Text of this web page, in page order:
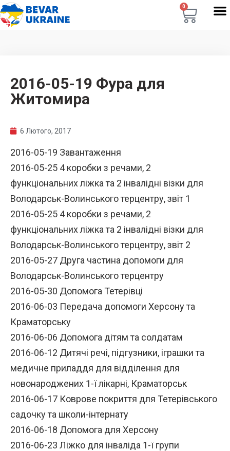
0
2016-05-19 Фура для
Житомира
6 Лютого, 2017
2016-05-19 Завантаження
2016-05-25 4 коробки з речами, 2
функціональних ліжка та 2 інвалідні візки для
Володарськ-Волинського терцентру, звіт 1
2016-05-25 4 коробки з речами, 2
функціональних ліжка та 2 інвалідні візки для
Володарськ-Волинського терцентру, звіт 2
2016-05-27 Друга частина допомоги для
Володарськ-Волинського терцентру
2016-05-30 Допомога Тетерівці
2016-06-03 Передача допомоги Херсону та
Краматорську
2016-06-06 Допомога дітям та солдатам
2016-06-12 Дитячі речі, підгузники, іграшки та
медичне приладдя для відділення для
новонароджених 1-ї лікарні, Краматорськ
2016-06-17 Коврове покриття для Тетерівського
садочку та школи-інтернату
2016-06-18 Допомога для Херсону
2016-06-23 Ліжко для інваліда 1-ї групи